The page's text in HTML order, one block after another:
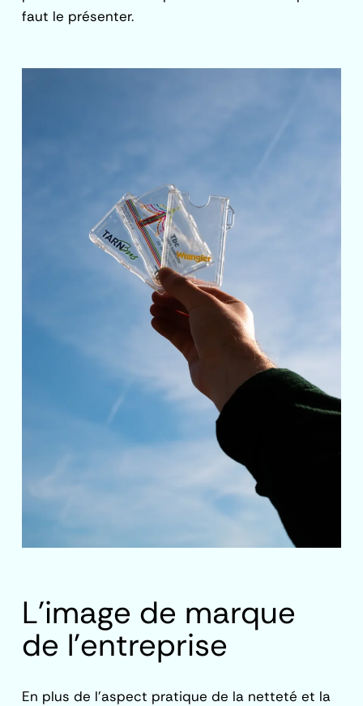
faut le présenter.
L’image de marque
de l’entreprise
En plus de l’aspect pratique de la netteté et la